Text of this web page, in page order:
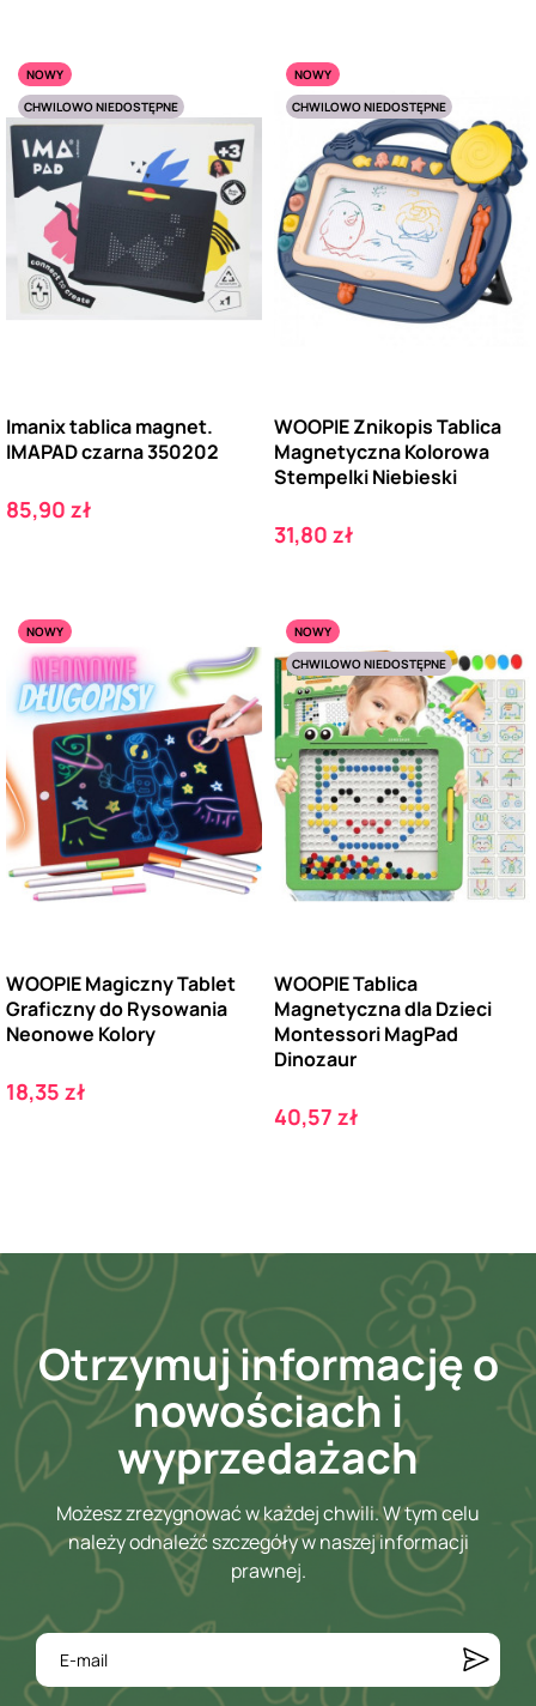
NOWY
CHWILOWO NIEDOSTĘPNE
Imanix tablica magnet.
IMAPAD czarna 350202
Cena
85,90 zł
NOWY
CHWILOWO NIEDOSTĘPNE
WOOPIE Znikopis Tablica
Magnetyczna Kolorowa
Stempelki Niebieski
Cena
31,80 zł
NOWY
WOOPIE Magiczny Tablet
Graficzny do Rysowania
Neonowe Kolory
Cena
18,35 zł
NOWY
CHWILOWO NIEDOSTĘPNE
WOOPIE Tablica
Magnetyczna dla Dzieci
Montessori MagPad
Dinozaur
Cena
40,57 zł
Otrzymuj informację o
nowościach i
wyprzedażach
Możesz zrezygnować w każdej chwili. W tym celu
należy odnaleźć szczegóły w naszej informacji
prawnej.